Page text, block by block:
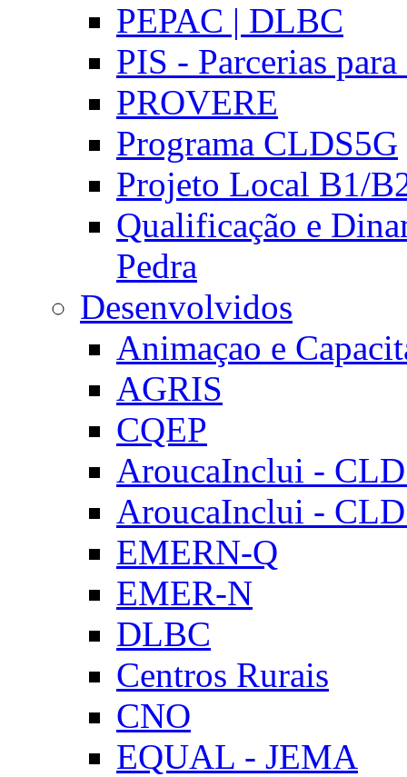
PEPAC | DLBC
PIS - Parcerias
PROVERE
Programa CLDS5G
Projeto Local B1/
Qualificação e
Pedra
Desenvolvidos
Animaçao e
AGRIS
CQEP
AroucaInclui -
AroucaInclui -
EMERN-Q
EMER-N
DLBC
Centros Rurais
CNO
EQUAL - JEMA